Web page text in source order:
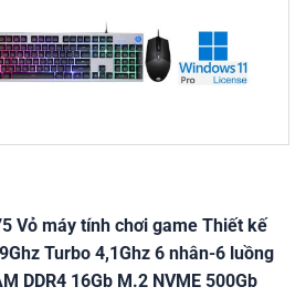
Vỏ máy tính chơi game Thiết kế
Turbo 4,1Ghz 6 nhân-6 luồng
DDR4 16Gb M.2 NVME 500Gb